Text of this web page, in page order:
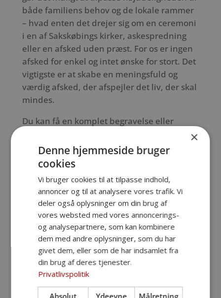
både familiens behov og de lokale rammer
– hvad enten det drejer sig om en ceremoni
i en af Sakskøbings kirker, askespredning
eller en afsked uden præst. For os er ingen
afsked for enkel og intet ønske for stort. Det
vigtigste er at skabe en meningsfuld og
værdig afsked, der afspejler det liv, der skal
mindes.
Du kan få en komplet begravelse eller
Prisen dækker alle nødvendige ydelser i
forbindelse med planlægning og afholdelse
dødsannoncer.
Ring på: 54 78 00 01
×
Denne hjemmeside bruger
cookies
Vi bruger cookies til at tilpasse indhold,
annoncer og til at analysere vores trafik. Vi
deler også oplysninger om din brug af
vores websted med vores annoncerings-
og analysepartnere, som kan kombinere
dem med andre oplysninger, som du har
givet dem, eller som de har indsamlet fra
din brug af deres tjenester.
Privatlivspolitik
Absolut Ydeevne Målretning